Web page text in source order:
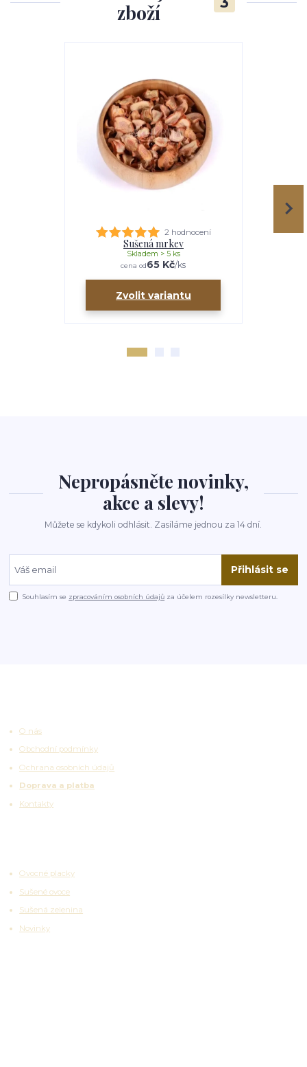
zboží
2 hodnocení
Sušená mrkev
cena od65 Kč/ks
Skladem > 5 ks
Zvolit variantu
Nepropásněte novinky,
akce a slevy!
Můžete se kdykoli odhlásit. Zasíláme jednou za 14 dní.
Přihlásit se
Souhlasím se zpracováním osobních údajů za účelem rozesílky newsletteru.
O nás
Obchodní podmínky
Ochrana osobních údajů
Doprava a platba
Kontakty
Ovocné placky
Sušené ovoce
Sušená zelenina
Novinky